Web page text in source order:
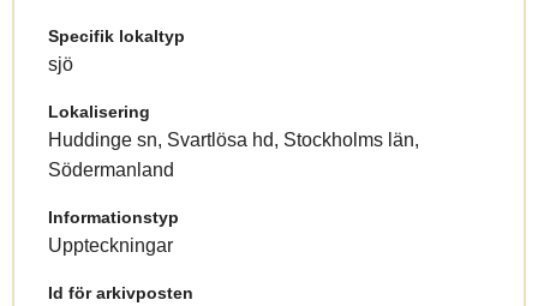
Specifik lokaltyp
sjö
Lokalisering
Huddinge sn, Svartlösa hd, Stockholms län,
Södermanland
Informationstyp
Uppteckningar
Id för arkivposten